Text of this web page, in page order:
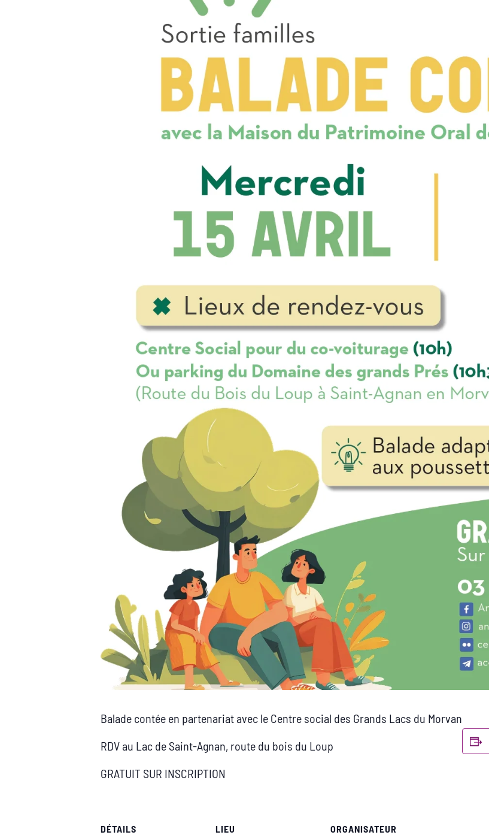
Balade contée en partenariat avec le Centre social des Grands Lacs du Morvan
RDV au Lac de Saint-Agnan, route du bois du Loup
GRATUIT SUR INSCRIPTION
DÉTAILS
LIEU
ORGANISATEUR